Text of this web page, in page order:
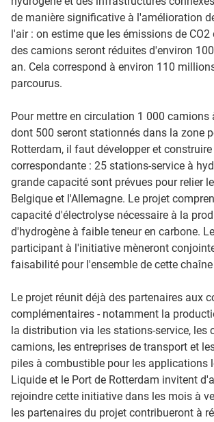
de manière significative à l'amélioration
l'air : on estime que les émissions de
des camions seront réduites d'environ
an. Cela correspond à environ 110
parcourus.
Pour mettre en circulation 1 000 camions
dont 500 seront stationnés dans la zone
Rotterdam, il faut développer et
correspondante : 25 stations-service à
grande capacité sont prévues pour relier
Belgique et l'Allemagne. Le projet
capacité d'électrolyse nécessaire à la
d'hydrogène à faible teneur en carbone.
participant à l'initiative mèneront
faisabilité pour l'ensemble de cette chaîne
Le projet réunit déjà des partenaires aux
complémentaires - notamment la
la distribution via les stations-service, les
camions, les entreprises de transport et
piles à combustible pour les applications
Liquide et le Port de Rotterdam invitent
rejoindre cette initiative dans les mois à
les partenaires du projet contribueront à